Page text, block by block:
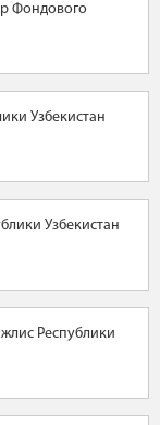
Фондового
Узбекистан
Узбекистан
Республики